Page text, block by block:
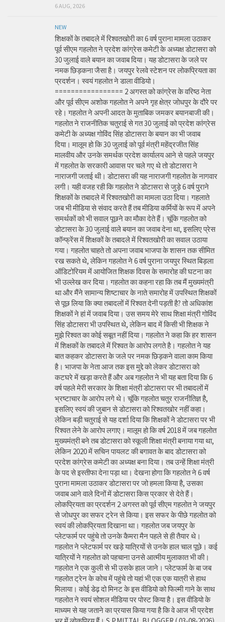
6 AUG, 2026
NEW
शिक्षकों के तबादले में रिश्वतखोरी का 6 वर्ष पुराना मामला उठाकर
पूर्व सीएम गहलोत ने प्रदेश कांग्रेस कमेटी के अध्यक्ष डोटासरा को
30 जुलाई वाले बयान का जवाब दिया। यह डोटासरा के जले पर
नमक छिड़कना जैसा है। जयपुर रेलवे स्टेशन पर लोकप्रियता का
प्रदर्शन। स्वयं गहलोत ने डाला वीडियो।
================= 2 अगस्त को कांग्रेस के वरिष्ठ नेता
और पूर्व सीएम अशोक गहलोत ने अपने गृह क्षेत्र जोधपुर के दौरे पर
रहे। गहलोत ने अपनी आदत के मुताबिक जमकर बयानबाजी की।
गहलोत ने राजनीतिक चतुराई से गत 30 जुलाई को प्रदेश कांग्रेस
कमेटी के अध्यक्ष गोविंद सिंह डोटासरा के बयान का भी जवाब
दिया। मालूम हो कि 30 जुलाई को पूर्व मंत्री महेंद्रजीत सिंह
मालवीय और उनके समर्थक प्रदेश कार्यालय आने से पहले जयपुर
में गहलोत के सरकारी आवास पर चले गए थे तो डोटासरा ने
नाराजगी जताई थी। डोटासरा की यह नाराजगी गहलोत के नागवार
लगी। यही वजह रही कि गहलोत ने डोटासरा से जुड़े 6 वर्ष पुराने
शिक्षकों के तबादले में रिश्वतखोरी का मामला उठा दिया। गहलाते
जब भी मीडिया से संवाद करते हैं तब मीडिया कर्मियों के रूप में अपने
समर्थकों को भी सवाल पूछने का मौका देते हैं। चूंकि गहलोत को
डोटासरा के 30 जुलाई वाले बयान का जवाब देना था, इसलिए प्रेस
कॉन्फ्रेंस में शिक्षकों के तबादले में रिश्वतखोरी का सवाल उठाया
गया। गहलोत चाहते तो अपना जवाब भाजपा के शासन तक सीमित
रख सकते थे, लेकिन गहलोत ने 6 वर्ष पुराना जयपुर स्थित बिड़ला
ऑडिटोरियम में आयोजित शिक्षक दिवस के समारोह की घटना का
भी उल्लेख कर दिया। गहलोत का कहना रहा कि तब मैं मुख्यमंत्री
था और मैंने सामान्य शिष्टाचार के नाते समारोह में उपस्थित शिक्षकों
से पूछ लिया कि क्या तबादलों में रिश्वत देनी पड़ती है? तो अधिकांश
शिक्षकों ने हां में जवाब दिया। उस समय मेरे साथ शिक्षा मंत्री गोविंद
सिंह डोटासरा भी उपस्थित थे, लेकिन बाद में किसी भी शिक्षक ने
मुझे रिश्वत का कोई सबूत नहीं दिया। गहलोत ने कहा कि हर शासन
में शिक्षकों के तबादले में रिश्वत के आरोप लगते है। गहलोत ने यह
बात कहकर डोटासरा के जले पर नमक छिड़कने वाला काम किया
है। भाजपा के नेता आज तक इस मुद्दे को लेकर डोटासरा को
कटघरे में खड़ा करते हैं और अब गहलोत ने भी यह बता दिया कि 6
वर्ष पहले मेरी सरकार के शिक्षा मंत्री डोटासरा पर भी तबादलों में
भ्रष्टाचार के आरोप लगे थे। चूंकि गहलोत चतुर राजनीतिज्ञ है,
इसलिए स्वयं की जुबान से डोटासरा को रिश्वतखोर नहीं कहा।
लेकिन बड़ी चतुराई से यह दर्शा दिया कि शिक्षकों ने डोटासरा पर भी
रिश्वत लेने के आरोप लगाए। मालूम हो कि वर्ष 2018 में जब गहलोत
मुख्यमंत्री बने तब डोटासरा को स्कूली शिक्षा मंत्री बनाया गया था,
लेकिन 2020 में सचिन पायलट की बगावत के बाद डोटासरा को
प्रदेश कांग्रेस कमेटी का अध्यक्ष बना दिया। तब उन्हें शिक्षा मंत्री
के पद से इस्तीफा देना पड़ा था। देखना होगा कि गहलोत ने 6 वर्ष
पुराना मामला उठाकर डोटासरा पर जो हमला किया है, उसका
जवाब आने वाले दिनों में डोटासरा किस प्रकार से देते हैं।
लोकप्रियता का प्रदर्शन 2 अगस्त को पूर्व सीएम गहलोत ने जयपुर
से जोधपुर का सफर ट्रेन से किया। इस सफर के पीछे गहलोत को
स्वयं की लोकप्रियता दिखाना था। गहलोत जब जयपुर के
प्लेटफार्म पर पहुंचे तो उनके कैमरा मैन पहले से ही तैयार थे।
गहलोत ने प्लेटफार्म पर खड़े यात्रियों से उनके हाल चाल पूछे। कई
यात्रियों ने गहलोत को पहचाना उनसे आत्मीय मुलाकात भी की।
गहलोत ने एक कुली से भी उसके हाल जाने। प्लेटफार्म के बा जब
गहलोत ट्रेन के कोच में पहुंचे तो यहां भी एक एक यात्री से हाथ
मिलाया। कोई डेढ़ दो मिनट के इस वीडियो को फिल्मी गाने के साथ
गहलोत ने स्वयं सोशल मीडिया पर पोस्ट किया है। इस वीडियो के
माध्यम से यह जताने का प्रयास किया गया है कि वे आज भी प्रदेश